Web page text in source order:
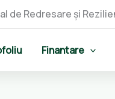
Finantare